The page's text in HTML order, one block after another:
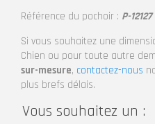
Note5
Référence du pochoir : P-12127
Si vous souhaitez une
Chien ou pour toute autre
sur-mesure, contactez-nous
plus brefs délais.
Vous souhaitez un :